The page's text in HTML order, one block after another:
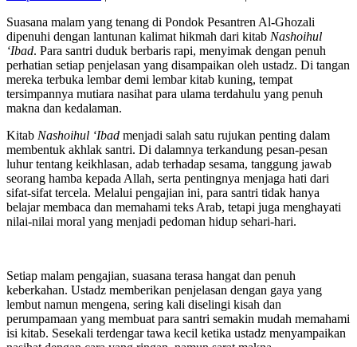
Suasana malam yang tenang di Pondok Pesantren Al-Ghozali
dipenuhi dengan lantunan kalimat hikmah dari kitab Nashoihul
‘Ibad. Para santri duduk berbaris rapi, menyimak dengan penuh
perhatian setiap penjelasan yang disampaikan oleh ustadz. Di tangan
mereka terbuka lembar demi lembar kitab kuning, tempat
tersimpannya mutiara nasihat para ulama terdahulu yang penuh
makna dan kedalaman.
Kitab Nashoihul ‘Ibad menjadi salah satu rujukan penting dalam
membentuk akhlak santri. Di dalamnya terkandung pesan-pesan
luhur tentang keikhlasan, adab terhadap sesama, tanggung jawab
seorang hamba kepada Allah, serta pentingnya menjaga hati dari
sifat-sifat tercela. Melalui pengajian ini, para santri tidak hanya
belajar membaca dan memahami teks Arab, tetapi juga menghayati
nilai-nilai moral yang menjadi pedoman hidup sehari-hari.
Setiap malam pengajian, suasana terasa hangat dan penuh
keberkahan. Ustadz memberikan penjelasan dengan gaya yang
lembut namun mengena, sering kali diselingi kisah dan
perumpamaan yang membuat para santri semakin mudah memahami
isi kitab. Sesekali terdengar tawa kecil ketika ustadz menyampaikan